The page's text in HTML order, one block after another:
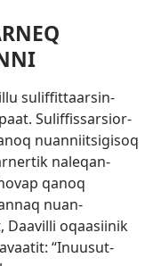
sulif­fit­taarsin­
Sulif­fis­sarsior­
nuan­niitsigisoq
naleqan­
qanoq
nuan­
oqaasiinik
“Inuusut­